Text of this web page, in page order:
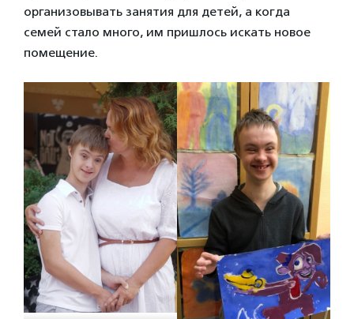
организовывать занятия для детей, а когда
семей стало много, им пришлось искать новое
помещение.